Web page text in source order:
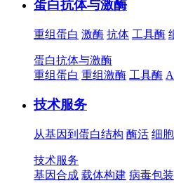
蛋白抗体与激酶
重组蛋白 激酶 抗体 工具酶
蛋白抗体与激酶
重组蛋白 重组激酶 工具酶
技术服务
从基因到蛋白结构 酶活 细胞
技术服务
基因合成 载体构建 病毒包装